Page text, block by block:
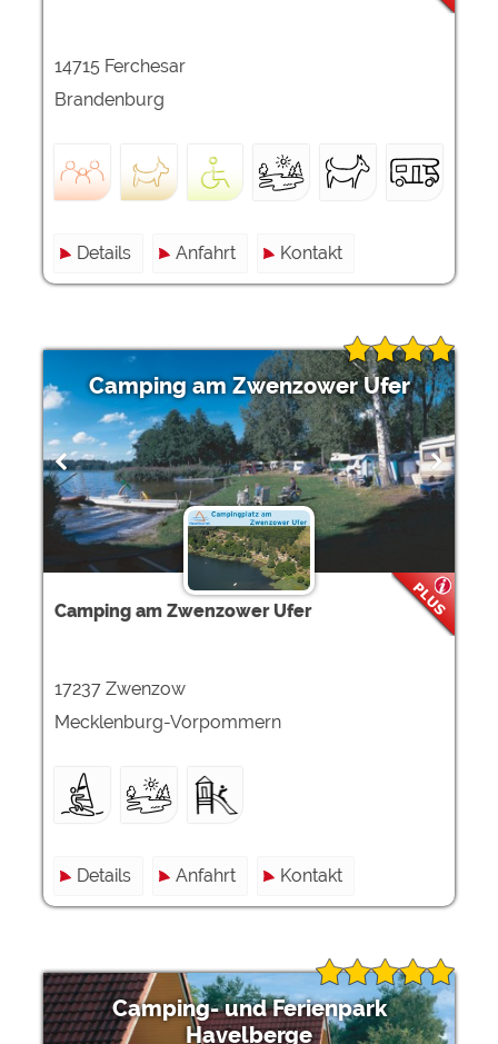
14715 Ferchesar
Brandenburg
Details Anfahrt Kontakt
Camping am Zwenzower Ufer
Camping am Zwenzower Ufer
17237 Zwenzow
Mecklenburg-Vorpommern
Details Anfahrt Kontakt
Camping- und Ferienpark
Havelberge